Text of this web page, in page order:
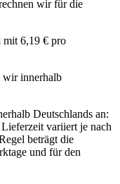
wir für die
mit 6,19 € pro
wir innerhalb
Deutschlands an:
variiert je nach
beträgt die
und für den